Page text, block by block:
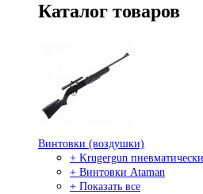
Каталог товаров
Винтовки (воздушки)
+ Krugergun
+ Винтовки Ataman
+ Показать все